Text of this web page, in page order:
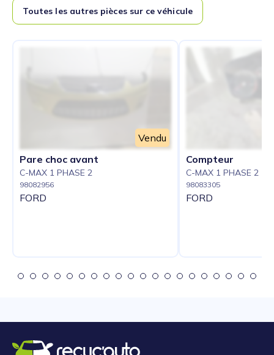
Toutes les autres pièces sur ce véhicule
Vendu
Pare choc avant
C-MAX 1 PHASE 2
98082956
FORD
Compteur
C-MAX 1 PHASE 2
98083305
FORD